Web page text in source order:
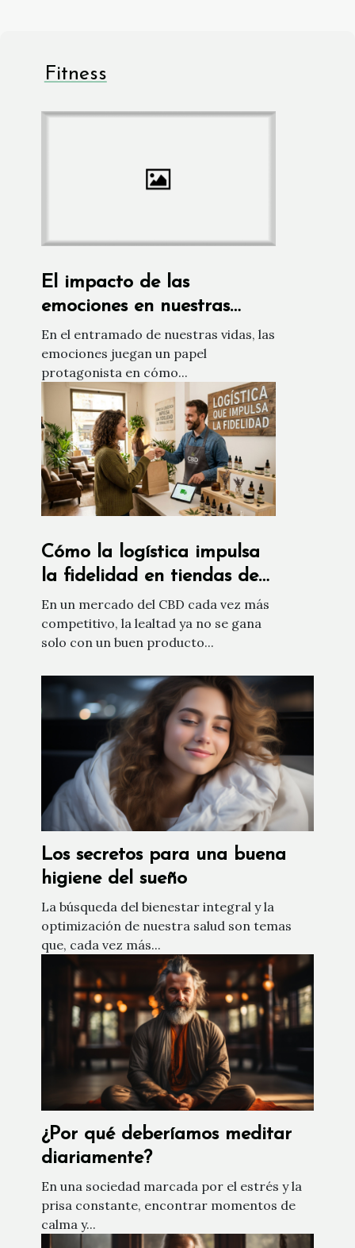
Fitness
Los secretos para una buena
higiene del sueño
La búsqueda del bienestar integral y la
optimización de nuestra salud son temas
que, cada vez más...
¿Por qué deberíamos meditar
diariamente?
En una sociedad marcada por el estrés y la
prisa constante, encontrar momentos de
calma y...
El impacto de las
emociones en nuestras
relaciones sexuales
En el entramado de nuestras vidas, las
emociones juegan un papel
protagonista en cómo...
Cómo la logística impulsa
la fidelidad en tiendas de
cbd
En un mercado del CBD cada vez más
competitivo, la lealtad ya no se gana
solo con un buen producto...